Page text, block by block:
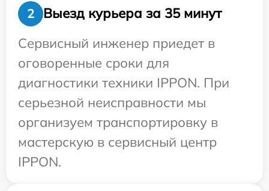
2
Выезд курьера за 35 минут
Сервисный инженер приедет в
оговоренные сроки для
диагностики техники IPPON. При
серьезной неисправности мы
организуем транспортировку в
мастерскую в сервисный центр
IPPON.